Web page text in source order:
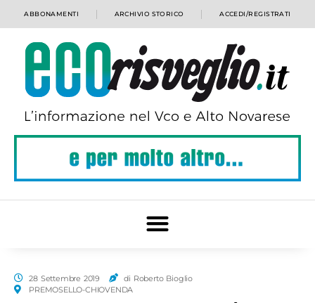
ABBONAMENTI ARCHIVIO STORICO ACCEDI/REGISTRATI
28 Settembre 2019
di Roberto Bioglio
PREMOSELLO-CHIOVENDA